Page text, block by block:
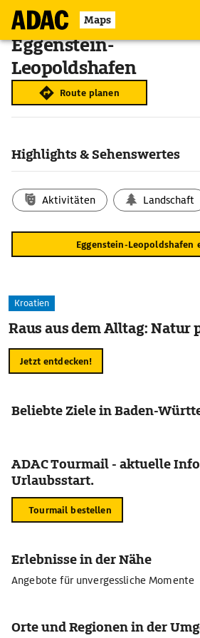
Maps
Eggenstein-
Leopoldshafen
Route planen
Highlights & Sehenswertes
Aktivitäten Landschaft
Eggenstein-Leopoldshafen
Kroatien
Raus aus dem Alltag: Natur
Jetzt entdecken!
Beliebte Ziele in Baden-
ADAC Tourmail - aktuelle
Urlaubsstart.
Tourmail bestellen
Erlebnisse in der Nähe
Angebote für unvergessliche Momente
Orte und Regionen in der